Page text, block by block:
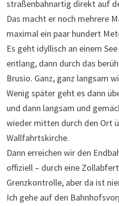
straßenbahnartig direkt auf
Das macht er noch mehrere
maximal ein paar hundert
Es geht idyllisch an einem
entlang, dann durch das
Brusio. Ganz, ganz langsam
Wenig später geht es dann
und dann langsam und
wieder mitten durch den Ort
Wallfahrtskirche.
Dann erreichen wir den
offiziell – durch eine
Grenzkontrolle, aber da ist
Ich gehe auf den